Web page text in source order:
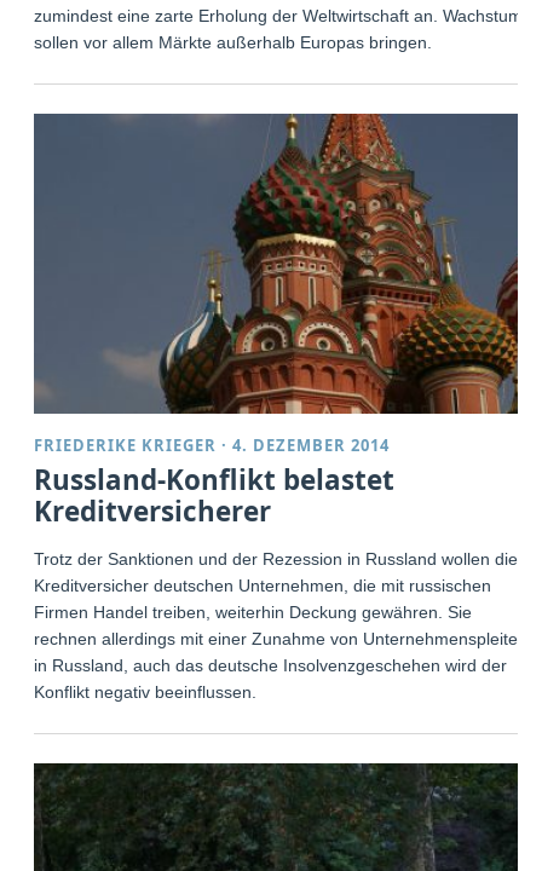
zumindest eine zarte Erholung der Weltwirtschaft an. Wachstum
sollen vor allem Märkte außerhalb Europas bringen.
FRIEDERIKE KRIEGER ·4. DEZEMBER 2014
Russland-Konflikt belastet
Kreditversicherer
Trotz der Sanktionen und der Rezession in Russland wollen die
Kreditversicher deutschen Unternehmen, die mit russischen
Firmen Handel treiben, weiterhin Deckung gewähren. Sie
rechnen allerdings mit einer Zunahme von Unternehmenspleiten
in Russland, auch das deutsche Insolvenzgeschehen wird der
Konflikt negativ beeinflussen.